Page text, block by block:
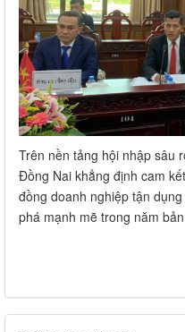
Trên nền tảng hội nhập sâu
Đồng Nai khẳng định cam
đồng doanh nghiệp tận
phá mạnh mẽ trong năm